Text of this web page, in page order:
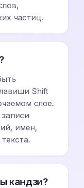
частиц.
Shift
слое.
имен,
кандзи?